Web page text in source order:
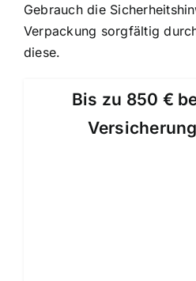
Gebrauch die
Verpackung sorgfältig
diese.
Bis zu 850 €